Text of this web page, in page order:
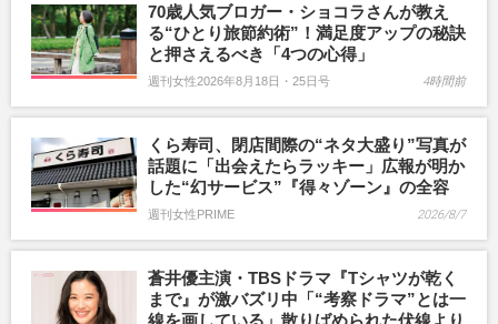
70歳人気ブロガー・ショコラさんが教え
る“ひとり旅節約術”！満足度アップの秘訣
と押さえるべき「4つの心得」
週刊女性2026年8月18日・25日号 4時間前
くら寿司、閉店間際の“ネタ大盛り”写真が
話題に「出会えたらラッキー」広報が明か
した“幻サービス”『得々ゾーン』の全容
週刊女性PRIME 2026/8/7
蒼井優主演・TBSドラマ『Tシャツが乾く
まで』が激バズリ中「“考察ドラマ”とは一
線を画している」散りばめられた伏線より